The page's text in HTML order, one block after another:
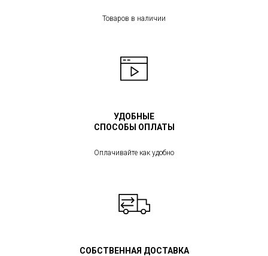
Товаров в наличии
УДОБНЫЕ
СПОСОБЫ ОПЛАТЫ
Оплачивайте как удобно
СОБСТВЕННАЯ ДОСТАВКА